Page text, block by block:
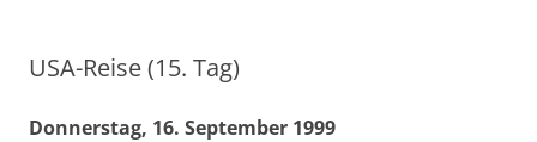
USA-Reise (15. Tag)
Donnerstag, 16. September 1999